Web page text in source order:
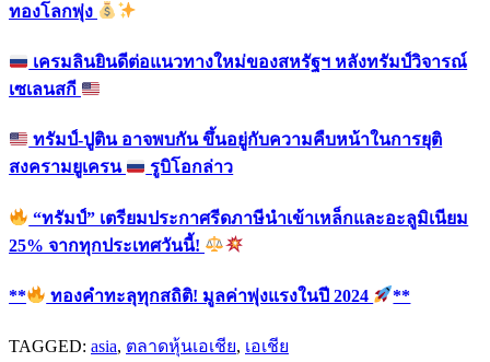
ทองโลกพุ่ง
เครมลินยินดีต่อแนวทางใหม่ของสหรัฐฯ หลังทรัมป์วิจารณ์
เซเลนสกี
ทรัมป์-ปูติน อาจพบกัน ขึ้นอยู่กับความคืบหน้าในการยุติ
สงครามยูเครน
รูบิโอกล่าว
“ทรัมป์” เตรียมประกาศรีดภาษีนำเข้าเหล็กและอะลูมิเนียม
25% จากทุกประเทศวันนี้!
** ทองคำทะลุทุกสถิติ! มูลค่าพุ่งแรงในปี 2024 **
TAGGED: asia, ตลาดหุ้นเอเชีย, เอเชีย